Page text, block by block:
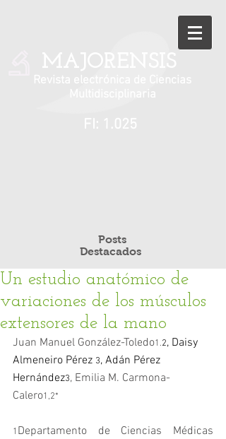
MAJORENSIS
Posts
Destacados
Un estudio anatómico de
variaciones de los músculos
extensores de la mano
Juan Manuel González-Toledo1.2, Daisy
Almeneiro Pérez 3, Adán Pérez
Hernández3, Emilia M. Carmona-
Calero1,2*
1 Departamento de Ciencias Médicas